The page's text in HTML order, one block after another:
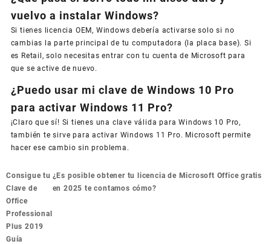
vuelvo a instalar Windows?
Si tienes licencia OEM, Windows debería activarse solo si no
cambias la parte principal de tu computadora (la placa base). Si
es Retail, solo necesitas entrar con tu cuenta de Microsoft para
que se active de nuevo.
¿Puedo usar mi clave de Windows 10 Pro
para activar Windows 11 Pro?
¡Claro que sí! Si tienes una clave válida para Windows 10 Pro,
también te sirve para activar Windows 11 Pro. Microsoft permite
hacer ese cambio sin problema.
Navegación
de
entradas
Consigue tu
Clave de
Office
Professional
Plus 2019
Guía
¿Es posible obtener tu licencia de Microsoft Office gratis
en 2025 te contamos cómo?